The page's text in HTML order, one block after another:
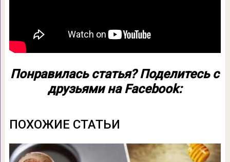
Понравилась статья? Поделитесь с
друзьями на Facebook:
ПОХОЖИЕ СТАТЬИ